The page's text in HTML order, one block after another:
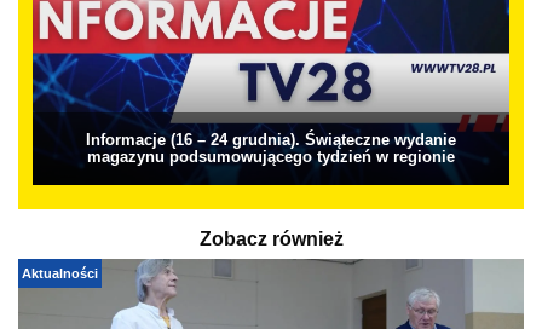
Informacje (16 – 24 grudnia). Świąteczne wydanie
magazynu podsumowującego tydzień w regionie
Zobacz również
Aktualności